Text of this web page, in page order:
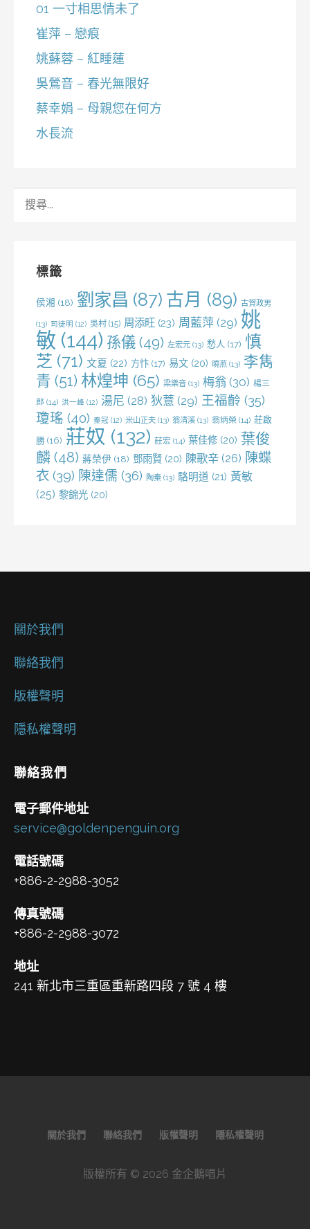
01 一寸相思情未了
崔萍 – 戀痕
姚蘇蓉 – 紅睡蓮
吳鶯音 – 春光無限好
蔡幸娟 – 母親您在何方
水長流
標籤
侯湘 (18) 劉家昌 (87) 古月 (89) 古賀政男
(13) 司徒明 (12) 吳村 (15) 周添旺 (23) 周藍萍 (29) 姚
敏 (144) 孫儀 (49) 左宏元 (13) 愁人 (17) 慎
芝 (71) 文夏 (22) 方忭 (17) 易文 (20) 曉燕 (13) 李雋
青 (51) 林煌坤 (65) 梁樂音 (13) 梅翁 (30) 楊三
郎 (14) 洪一峰 (12) 湯尼 (28) 狄薏 (29) 王福齡 (35)
瓊瑤 (40) 秦冠 (12) 米山正夫 (13) 翁清溪 (13) 翁炳榮 (14) 莊啟
勝 (16) 莊奴 (132) 莊宏 (14) 葉佳修 (20) 葉俊
麟 (48) 蔣榮伊 (18) 鄧雨賢 (20) 陳歌辛 (26) 陳蝶
衣 (39) 陳達儒 (36) 陶秦 (13) 駱明道 (21) 黃敏
(25) 黎錦光 (20)
關於我們
聯絡我們
版權聲明
隱私權聲明
聯絡我們
電子郵件地址
service@goldenpenguin.org
電話號碼
+886-2-2988-3052
傳真號碼
+886-2-2988-3072
地址
241 新北市三重區重新路四段 7 號 4 樓
關於我們 聯絡我們 版權聲明 隱私權聲明
版權所有 © 2026 金企鵝唱片